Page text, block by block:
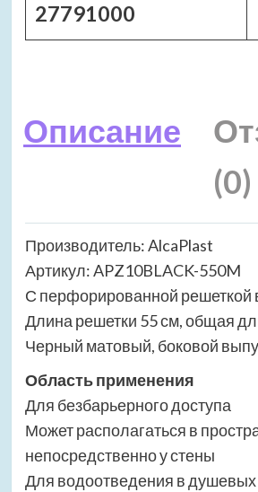
27791000
Описание
(0)
Производитель: AlcaPlast
Артикул: APZ10BLACK-550M
С перфорированной решеткой
Длина решетки 55 см, общая
Черный матовый, боковой
Область применения
Для безбарьерного доступа
Может располагаться в
непосредственно у стены
Для водоотведения в душевых